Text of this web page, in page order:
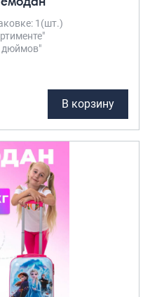
1(шт.)
В корзину